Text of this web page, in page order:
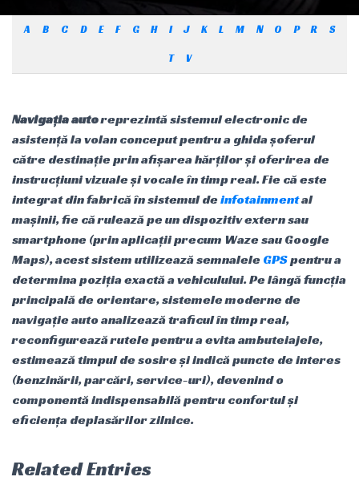
A B C D E F G H I J K L M N O P R S
T V
Navigația autoreprezintă sistemul electronic de
asistență la volan conceput pentru a ghida șoferul
către destinație prin afișarea hărților și oferirea de
instrucțiuni vizuale și vocale în timp real. Fie că este
integrat din fabrică în sistemul deinfotainmental
mașinii, fie că rulează pe un dispozitiv extern sau
smartphone (prin aplicații precum Waze sau Google
Maps), acest sistem utilizează semnaleleGPSpentru a
determina poziția exactă a vehiculului. Pe lângă funcția
principală de orientare, sistemele moderne de
navigație auto analizează traficul în timp real,
reconfigurează rutele pentru a evita ambuteiajele,
estimează timpul de sosire și indică puncte de interes
(benzinării, parcări, service-uri), devenind o
componentă indispensabilă pentru confortul și
eficiența deplasărilor zilnice.
Related Entries